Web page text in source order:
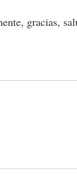
gracias,